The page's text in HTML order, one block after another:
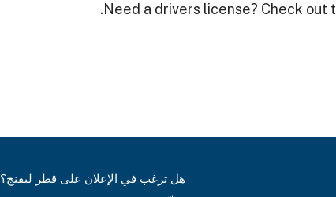
Need a drivers license? Check out
هل ترغب في الإعلان على قطر ليفنج؟